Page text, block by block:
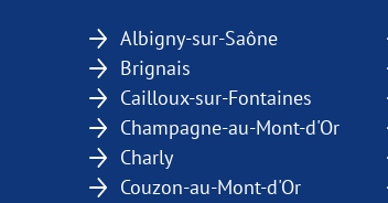
Albigny-sur-Saône
Brignais
Cailloux-sur-Fontaines
Champagne-au-Mont-d'Or
Charly
Couzon-au-Mont-d'Or